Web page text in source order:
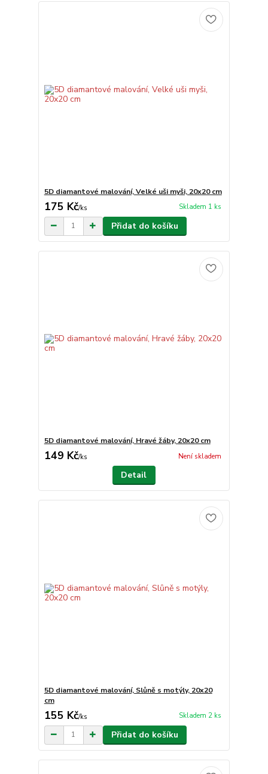
5D diamantové malování, Velké uši myši, 20x20 cm
175 Kč/ks Skladem 1 ks
Přidat do košíku
5D diamantové malování, Hravé žáby, 20x20 cm
149 Kč/ks Není skladem
Detail
5D diamantové malování, Slůně s motýly, 20x20
cm
155 Kč/ks Skladem 2 ks
Přidat do košíku